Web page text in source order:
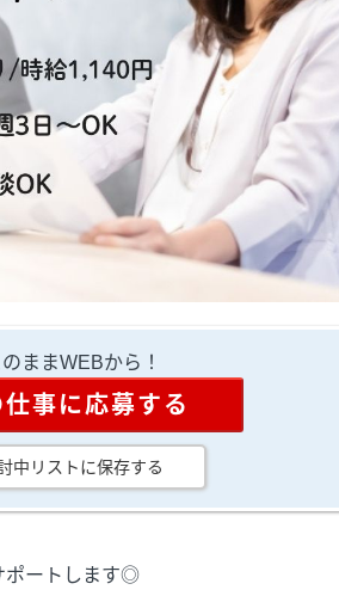
のままWEBから！
仕事に応募する
中リストに保存する
ポートします◎